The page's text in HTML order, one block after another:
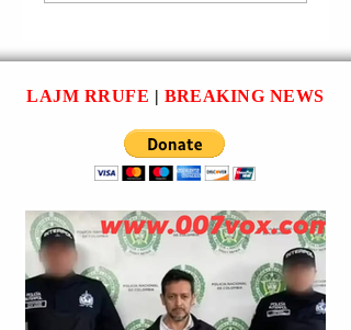
NË NGUSHTICËN E
HORMUZIT NGA
ITALIA? ITALIA
NUK ISHTE ATY
KUR NA DUHEJ.
LAJM RRUFE | BREAKING NEWS